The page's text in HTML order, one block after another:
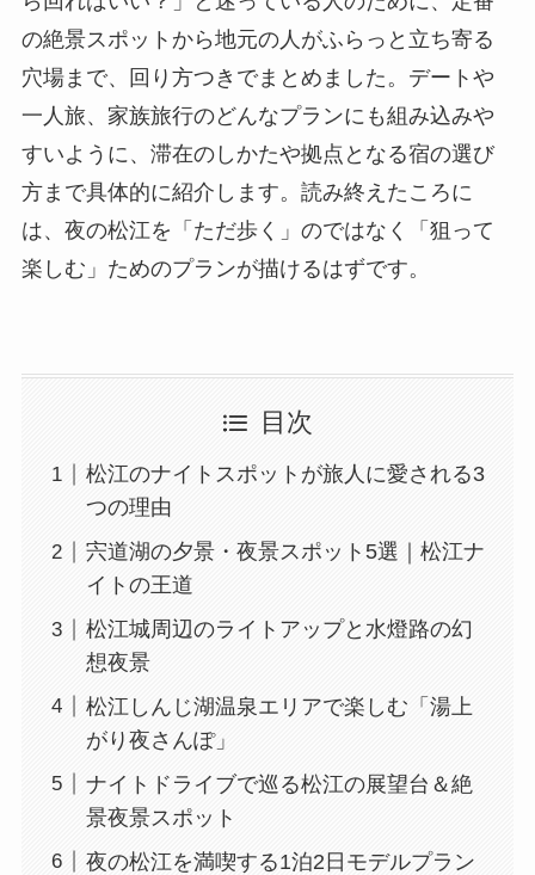
の絶景スポットから地元の人がふらっと立ち寄る
穴場まで、回り方つきでまとめました。デートや
一人旅、家族旅行のどんなプランにも組み込みや
すいように、滞在のしかたや拠点となる宿の選び
方まで具体的に紹介します。読み終えたころに
は、夜の松江を「ただ歩く」のではなく「狙って
楽しむ」ためのプランが描けるはずです。
目次
松江のナイトスポットが旅人に愛される3
つの理由
宍道湖の夕景・夜景スポット5選｜松江ナ
イトの王道
松江城周辺のライトアップと水燈路の幻
想夜景
松江しんじ湖温泉エリアで楽しむ「湯上
がり夜さんぽ」
ナイトドライブで巡る松江の展望台＆絶
景夜景スポット
夜の松江を満喫する1泊2日モデルプラン